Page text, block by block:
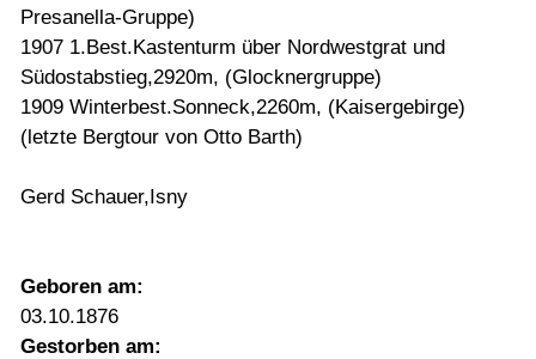
Presanella-Gruppe)
1907 1.Best.Kastenturm über Nordwestgrat und
Südostabstieg,2920m, (Glocknergruppe)
1909 Winterbest.Sonneck,2260m, (Kaisergebirge)
(letzte Bergtour von Otto Barth)
Gerd Schauer,Isny
Geboren am:
03.10.1876
Gestorben am: